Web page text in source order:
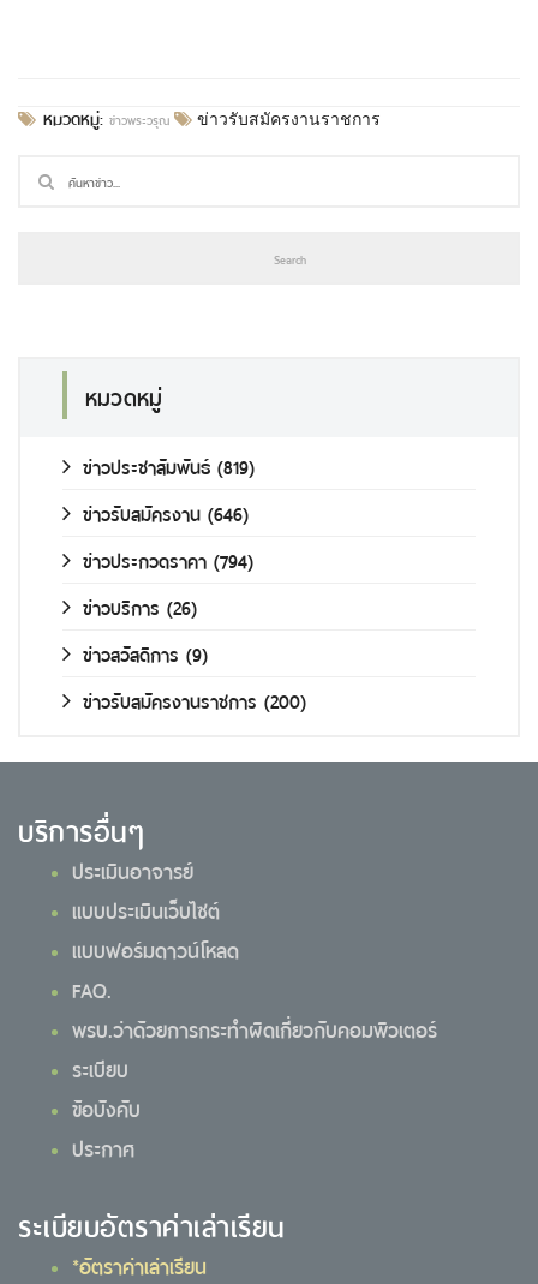
หมวดหมู่: ข่าวพระวรุณ ข่าวรับสมัครงานราชการ
หมวดหมู่
ข่าวประชาสัมพันธ์ (819)
ข่าวรับสมัครงาน (646)
ข่าวประกวดราคา (794)
ข่าวบริการ (26)
ข่าวสวัสดิการ (9)
ข่าวรับสมัครงานราชการ (200)
บริการอื่นๆ
ประเมินอาจารย์
แบบประเมินเว็บไซต์
แบบฟอร์มดาวน์โหลด
FAQ.
พรบ.ว่าด้วยการกระทำผิดเกี่ยวกับคอมพิวเตอร์
ระเบียบ
ข้อบังคับ
ประกาศ
ระเบียบอัตราค่าเล่าเรียน
*อัตราค่าเล่าเรียน